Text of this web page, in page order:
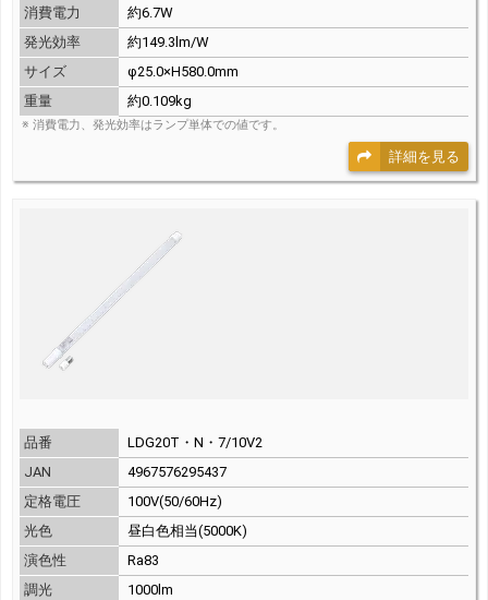
消費電力
約6.7W
発光効率
約149.3lm/W
サイズ
φ25.0×H580.0mm
重量
約0.109kg
※ 消費電力、発光効率はランプ単体での値です。
詳細を見る
品番
LDG20T・N・7/10V2
JAN
4967576295437
定格電圧
100V(50/60Hz)
光色
昼白色相当(5000K)
演色性
Ra83
調光
1000lm